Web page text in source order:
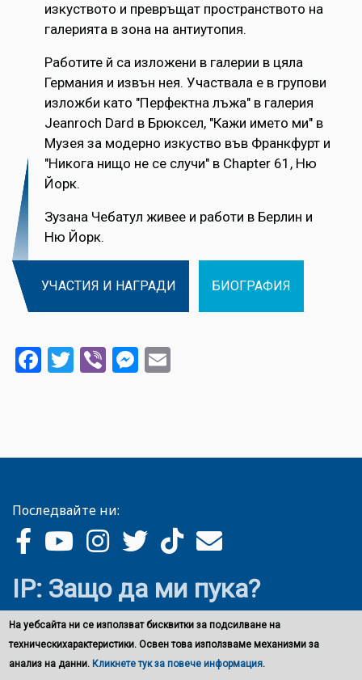
изкуството и превръщат пространството на
галерията в зона на антиутопия.
Работите й са изложени в галерии в цяла
Германия и извън нея. Участвала е в групови
изложби като "Перфектна лъжа" в галерия
Jeanroch Dard в Брюксел, "Кажи името ми" в
Музея за модерно изкуство във Франкфурт и
"Никога нищо не се случи" в Chapter 61, Ню
Йорк.
Зузана Чебатул живее и работи в Берлин и
Ню Йорк.
УЧАСТИЯ И НАГРАДИ БИОГРАФИЯ
Facebook
Twitter
ViberMessenger
Последвайте ни:
IP: Защо да ми пука?
На уебсайта ни се използват бисквитки за подсилване на
техническихарактеристики. Освен това използваме механизми за
анализ на данни. Кликнете тук за повече информация.